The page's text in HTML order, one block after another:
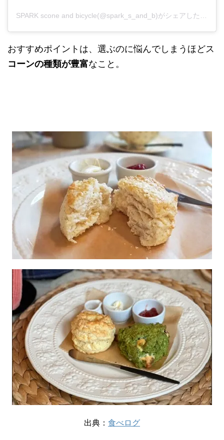
SPARK scone and bicycle(@spark_s_and_b)がシェアした投稿
おすすめポイントは、選ぶのに悩んでしまうほどス
コーンの種類が豊富なこと。
出典： 食べログ